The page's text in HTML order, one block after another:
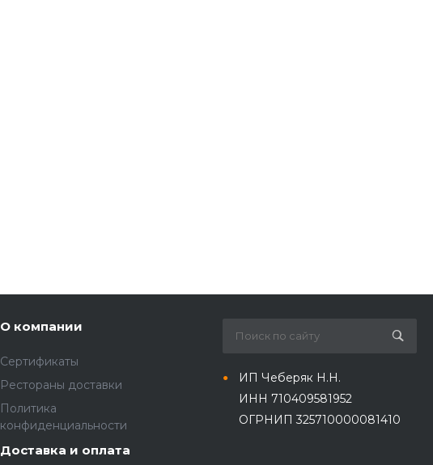
О компании
Сертификаты
Рестораны доставки
Политика
конфиденциальности
Доставка и оплата
ИП Чеберяк Н.Н.
ИНН 710409581952
ОГРНИП 325710000081410